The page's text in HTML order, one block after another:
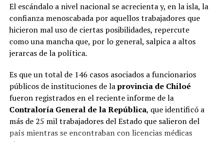
El escándalo a nivel nacional se acrecienta y, en la isla, la
confianza menoscabada por aquellos trabajadores que
hicieron mal uso de ciertas posibilidades, repercute
como una mancha que, por lo general, salpica a altos
jerarcas de la política.
Es que un total de 146 casos asociados a funcionarios
públicos de instituciones de laprovincia de Chiloé
fueron registrados en el reciente informe de la
Contraloría General de la República, que identificó a
más de 25 mil trabajadores del Estado que salieron del
país mientras se encontraban con licencias médicas